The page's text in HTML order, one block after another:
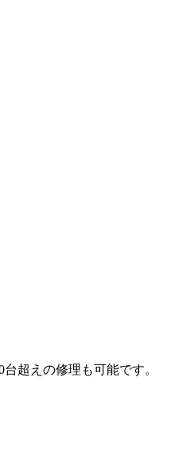
超えの修理も可能です。